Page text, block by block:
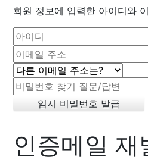
회원 정보에 입력한 아이디와
인증메일 재